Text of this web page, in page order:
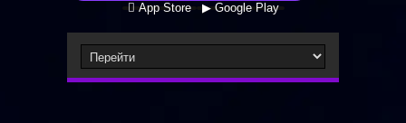
 App Store ▶ Google Play